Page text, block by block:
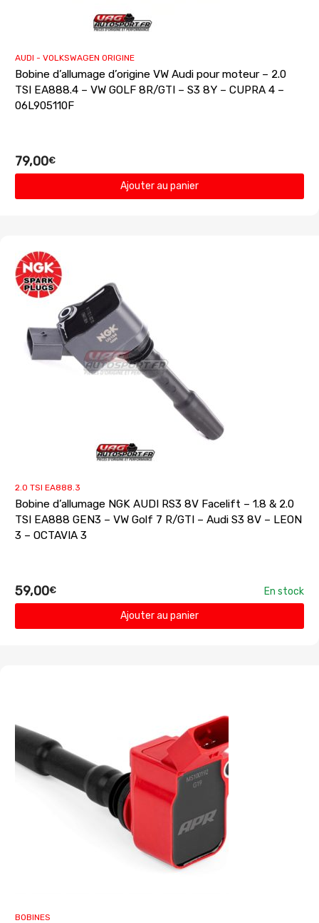
AUDI - VOLKSWAGEN ORIGINE
Bobine d’allumage d’origine VW Audi pour moteur – 2.0
TSI EA888.4 – VW GOLF 8R/GTI – S3 8Y – CUPRA 4 –
06L905110F
79,00€
Ajouter au panier
2.0 TSI EA888.3
Bobine d’allumage NGK AUDI RS3 8V Facelift – 1.8 & 2.0
TSI EA888 GEN3 – VW Golf 7 R/GTI – Audi S3 8V – LEON
3 – OCTAVIA 3
59,00€
En stock
Ajouter au panier
BOBINES